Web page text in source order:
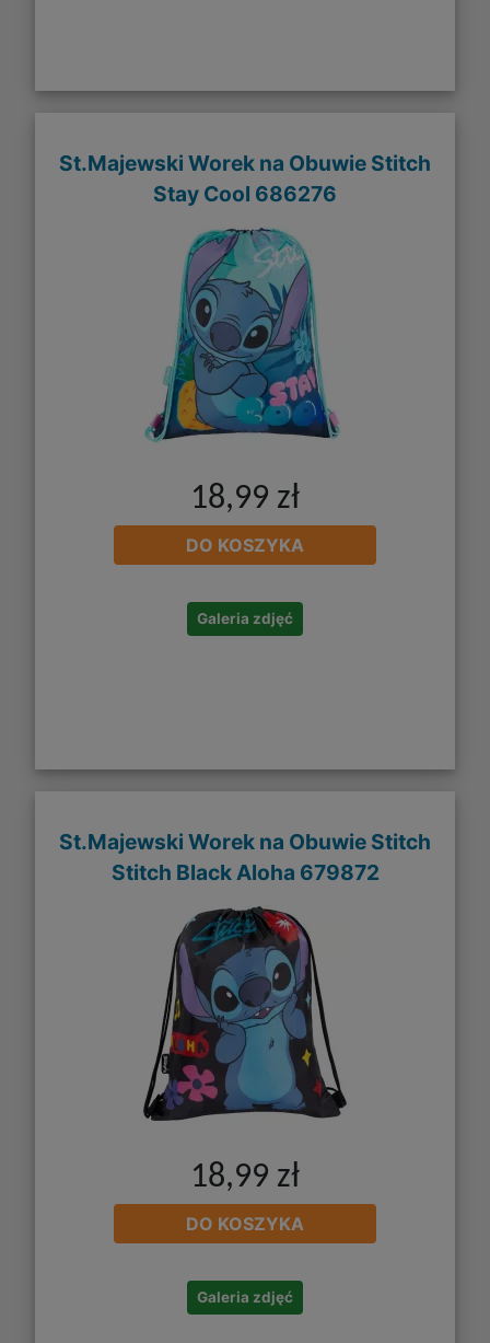
St.Majewski Worek na Obuwie Stitch
Stay Cool 686276
18,99 zł
DO KOSZYKA
Galeria zdjęć
St.Majewski Worek na Obuwie Stitch
Stitch Black Aloha 679872
18,99 zł
DO KOSZYKA
Galeria zdjęć